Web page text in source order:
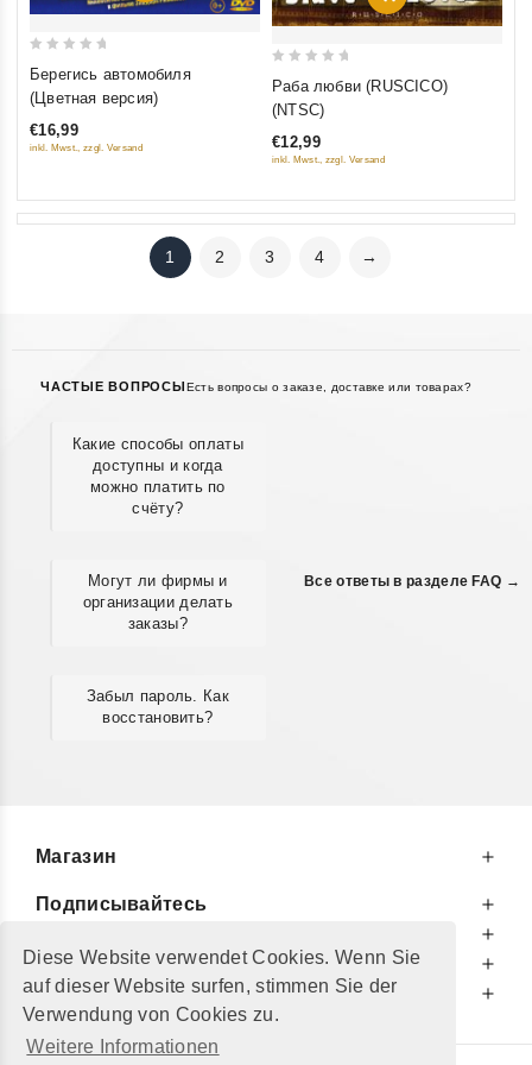
Diese Website verwendet Cookies. Wenn Sie
auf dieser Website surfen, stimmen Sie der
Verwendung von Cookies zu.
Weitere Informationen
out
5
Берегись автомобиля
(Цветная версия)
€16,99
inkl. Mwst., zzgl. Versand 5
Раба любви (RUSCICO)
(NTSC)
€12,99
inkl. Mwst., zzgl. Versand
1 2 3 4 →
ЧАСТЫЕ ВОПРОСЫ Есть вопросы о заказе, доставке или товарах?
Какие способы оплаты
доступны и когда
можно платить по
счёту?
Могут ли фирмы и
организации делать
заказы?
Забыл пароль. Как
восстановить?
Все ответы в разделе FAQ →
Магазин
Подписывайтесь
Информируем Вас
Дополнительно